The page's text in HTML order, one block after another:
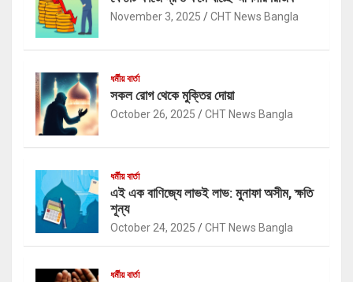
November 3, 2025 CHT News Bangla
ধর্মীয় বার্তা
সকল রোগ থেকে মুক্তির দোয়া
October 26, 2025 CHT News Bangla
ধর্মীয় বার্তা
এই এক বাণিজ্যে লাভই লাভ: মুনাফা অসীম, ক্ষতি
শূন্য
October 24, 2025 CHT News Bangla
ধর্মীয় বার্তা